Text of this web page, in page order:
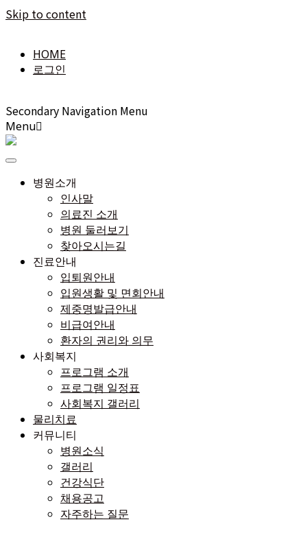
Skip to content
HOME
로그인
Secondary Navigation Menu
Menu
병원소개
인사말
의료진 소개
병원 둘러보기
찾아오시는길
진료안내
입퇴원안내
입원생활 및 면회안내
제중명발급안내
비급여안내
환자의 권리와 의무
사회복지
프로그램 소개
프로그램 일정표
사회복지 갤러리
물리치료
커뮤니티
병원소식
갤러리
건강식단
채용공고
자주하는 질문